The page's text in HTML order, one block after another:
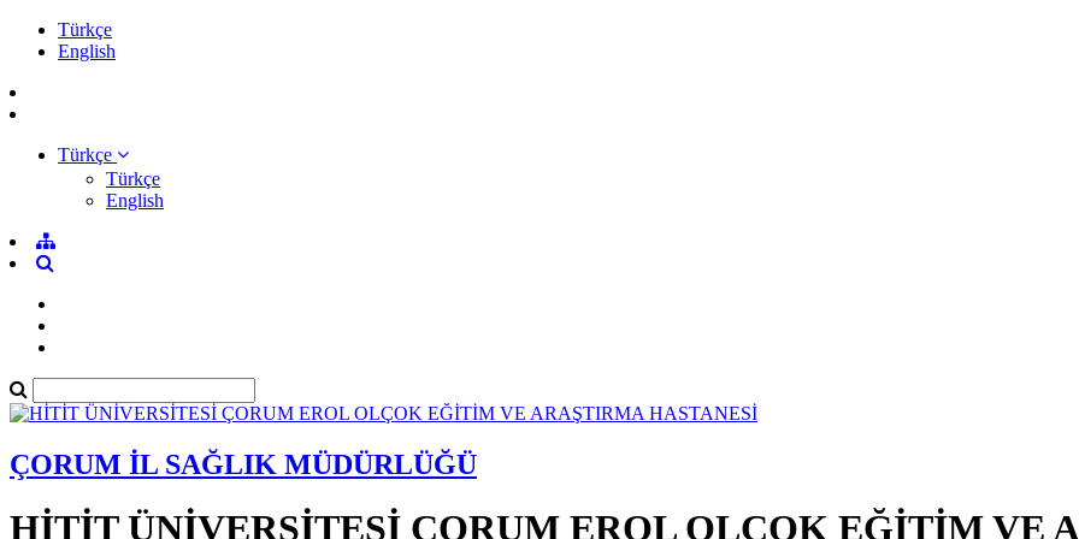
Türkçe
English
Türkçe
Türkçe
English
ÇORUM İL SAĞLIK MÜDÜRLÜĞÜ
HİTİT ÜNİVERSİTESİ ÇORUM EROL OLÇOK EĞİTİM VE